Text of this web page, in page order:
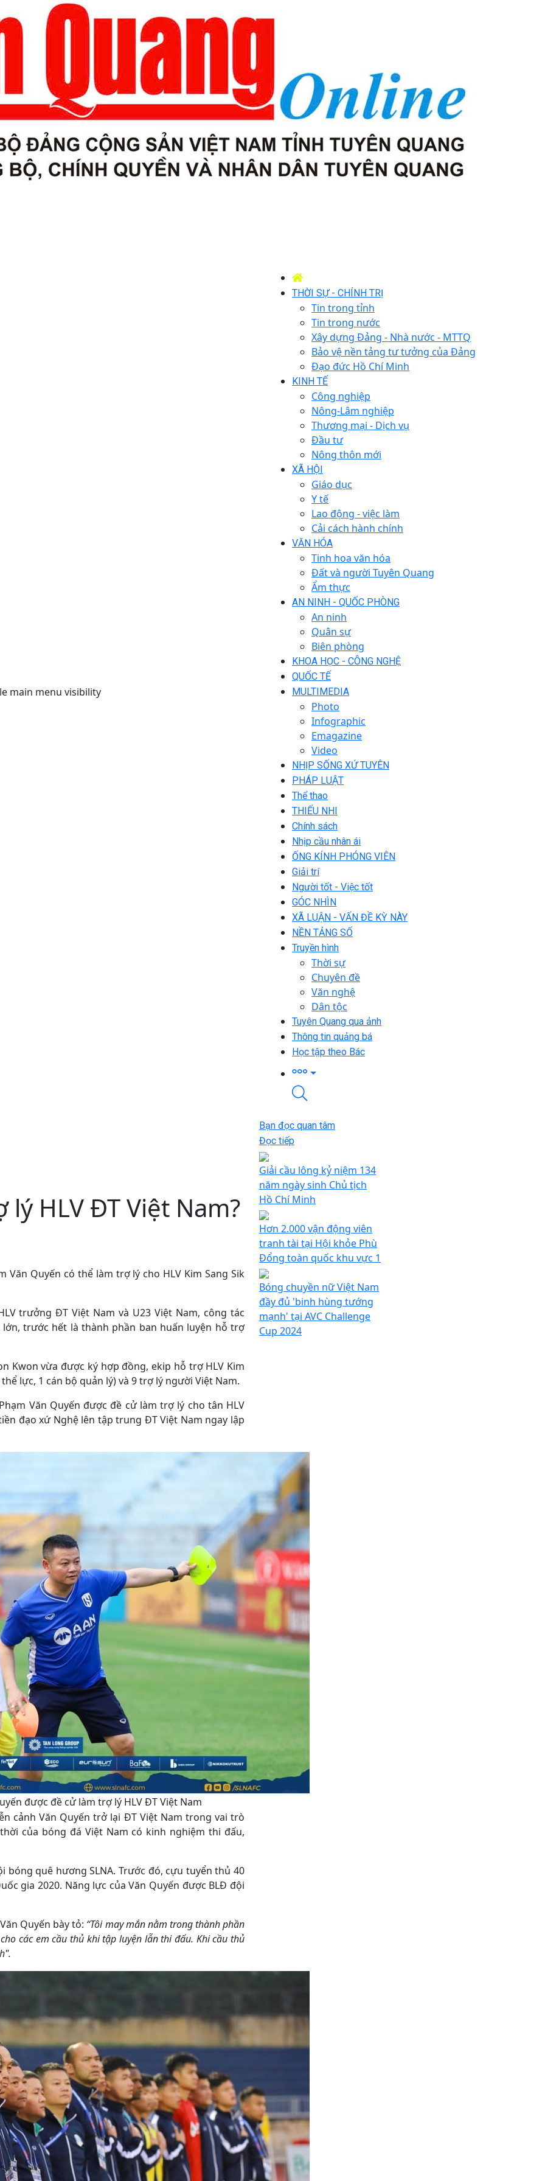
main menu visibility
THỜI SỰ - CHÍNH TRỊ
Tin trong tỉnh
Tin trong nước
Xây dựng Đảng - Nhà nước - MTTQ
Bảo vệ nền tảng tư tưởng của Đảng
Đạo đức Hồ Chí Minh
KINH TẾ
Công nghiệp
Nông-Lâm nghiệp
Thương mại - Dịch vụ
Đầu tư
Nông thôn mới
XÃ HỘI
Giáo dục
Y tế
Lao động - việc làm
Cải cách hành chính
VĂN HÓA
Tinh hoa văn hóa
Đất và người Tuyên Quang
Ẩm thực
AN NINH - QUỐC PHÒNG
An ninh
Quân sự
Biên phòng
KHOA HỌC - CÔNG NGHỆ
QUỐC TẾ
MULTIMEDIA
Photo
Infographic
Emagazine
Video
NHỊP SỐNG XỨ TUYÊN
PHÁP LUẬT
Thể thao
THIẾU NHI
Chính sách
Nhịp cầu nhân ái
ỐNG KÍNH PHÓNG VIÊN
Giải trí
Người tốt - Việc tốt
GÓC NHÌN
XÃ LUẬN - VẤN ĐỀ KỲ NÀY
NỀN TẢNG SỐ
Truyền hình
Thời sự
Chuyên đề
Văn nghệ
Dân tộc
Tuyên Quang qua ảnh
Thông tin quảng bá
Học tập theo Bác
HLV ĐT Việt Nam?
Quyến có thể làm trợ lý cho HLV Kim Sang Sik
trưởng ĐT Việt Nam và U23 Việt Nam, công tác
trước hết là thành phần ban huấn luyện hỗ trợ
Kwon vừa được ký hợp đồng, ekip hỗ trợ HLV Kim
lực, 1 cán bộ quản lý) và 9 trợ lý người Việt Nam.
Văn Quyến được đề cử làm trợ lý cho tân HLV
đạo xứ Nghệ lên tập trung ĐT Việt Nam ngay lập
được đề cử làm trợ lý HLV ĐT Việt Nam
cảnh Văn Quyến trở lại ĐT Việt Nam trong vai trò
của bóng đá Việt Nam có kinh nghiệm thi đấu,
bóng quê hương SLNA. Trước đó, cựu tuyển thủ 40
gia 2020. Năng lực của Văn Quyến được BLĐ đội
Quyến bày tỏ: “Tôi may mắn nằm trong thành phần
các em cầu thủ khi tập luyện lẫn thi đấu. Khi cầu thủ
Bạn đọc quan tâm
Đọc tiếp
Giải cầu lông kỷ niệm 134
năm ngày sinh Chủ tịch
Hồ Chí Minh
Hơn 2.000 vận động viên
tranh tài tại Hội khỏe Phù
Đổng toàn quốc khu vực 1
Bóng chuyền nữ Việt Nam
đầy đủ 'binh hùng tướng
mạnh' tại AVC Challenge
Cup 2024